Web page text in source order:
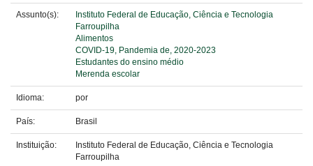
Assunto(s):
Instituto Federal de Educação, Ciência e Tecnologia
Farroupilha
Alimentos
COVID-19, Pandemia de, 2020-2023
Estudantes do ensino médio
Merenda escolar
Idioma: por
País: Brasil
Instituição:
Instituto Federal de Educação, Ciência e Tecnologia
Farroupilha